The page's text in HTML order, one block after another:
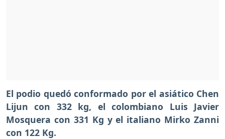
El podio quedó conformado por el asiático Chen
Lijun con 332 kg, el colombiano Luis Javier
Mosquera con 331 Kg y el italiano Mirko Zanni
con 122 Kg.